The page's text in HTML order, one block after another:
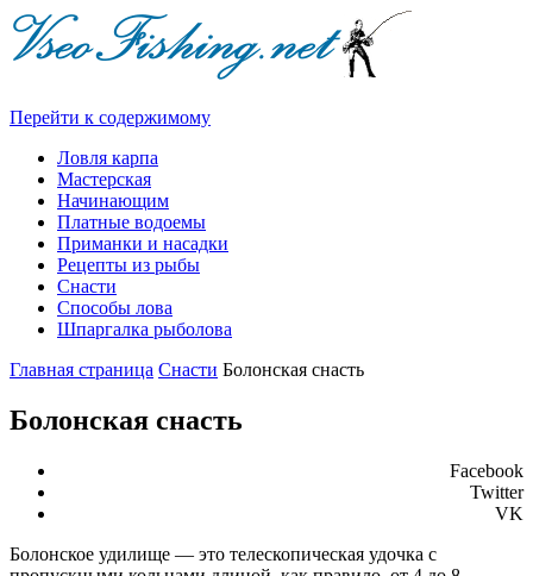
Перейти к содержимому
Ловля карпа
Мастерская
Начинающим
Платные водоемы
Приманки и насадки
Рецепты из рыбы
Снасти
Способы лова
Шпаргалка рыболова
Главная страница Снасти Болонская снасть
Болонская снасть
Facebook
Twitter
VK
Болонское удилище — это телескопическая удочка с